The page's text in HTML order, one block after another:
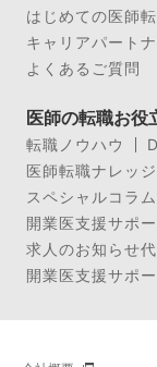
はじめての医師
キャリアパート
よくあるご質問
医師の転職お役
転職ノウハウ
医師転職ナレッジ
スペシャルコラム
開業医支援サポー
求人のお知らせ
開業医支援サポ